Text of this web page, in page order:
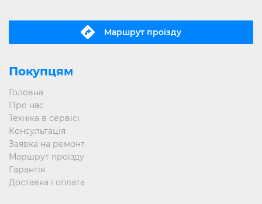
Маршрут проїзду
Покупцям
Головна
Про нас
Техніка в сервісі
Консультація
Заявка на ремонт
Маршрут проїзду
Гарантія
Доставка і оплата